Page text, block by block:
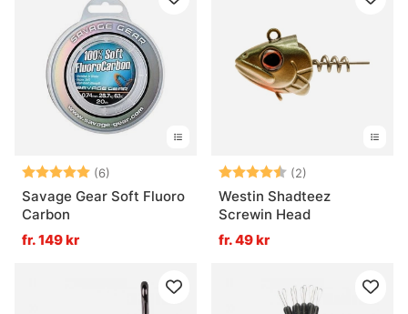
Betyg: (6)
5.0 utav 5 stjärnor
Savage Gear Soft Fluoro
Carbon
fr. 149 kr
Betyg: (2)
Westin Shadteez
Screwin Head
fr. 49 kr